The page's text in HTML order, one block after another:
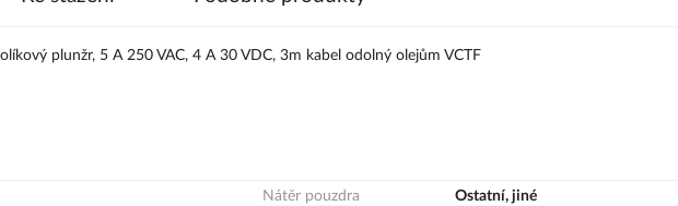
plunžr, 5 A 250 VAC, 4 A 30 VDC, 3m kabel odolný olejům VCTF
Nátěr pouzdra
Ostatní, jiné